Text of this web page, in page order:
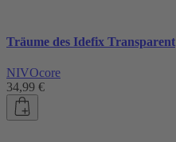
Träume des Idefix Transparent
NIVOcore
34,99 €